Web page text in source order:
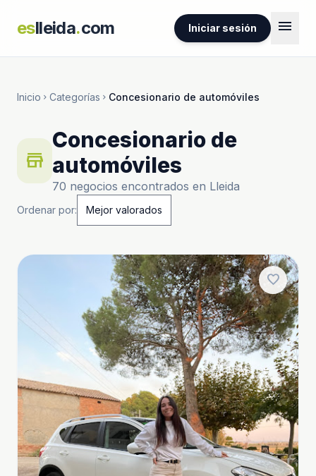
eslleida.com Iniciar sesión menu
Inicio chevron_right Categorías chevron_right Concesionario de automóviles
store
Concesionario de
automóviles
70 negocios encontrados en Lleida
Ordenar por:
favorite